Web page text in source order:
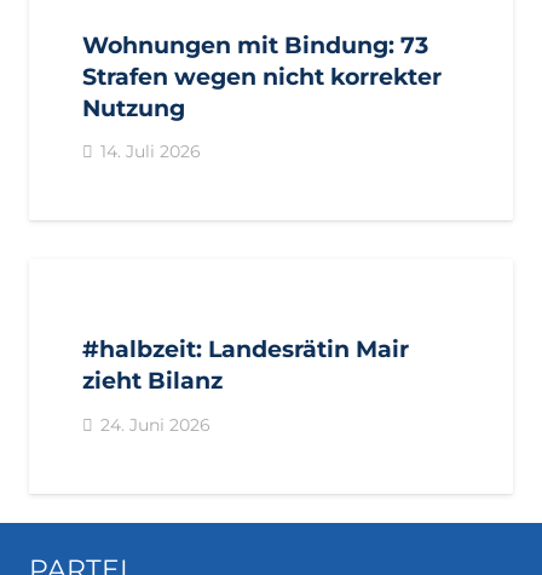
Wohnungen mit Bindung: 73
Strafen wegen nicht korrekter
Nutzung
14. Juli 2026
#halbzeit: Landesrätin Mair
zieht Bilanz
24. Juni 2026